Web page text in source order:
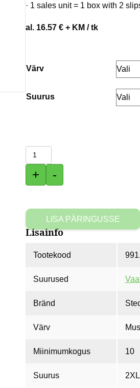
· 1 sales unit = 1 box with 2
al. 16.57 € + KM / tk
Värv
Suurus
Dexter
Briefs
Meeste
Pack)
kogus
+ -
LISA PÄRINGUSSE
Lisainfo
Tootekood
Suurused
Bränd
Värv
Miinimumkogus 10
Suurus